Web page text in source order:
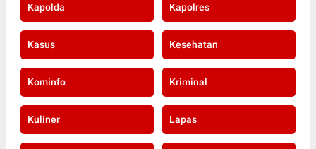
Kapolda Kapolres
Kasus Kesehatan
Kominfo Kriminal
Kuliner Lapas